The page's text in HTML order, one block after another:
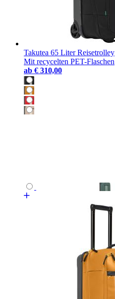
Takutea 65 Liter Reisetrolley
Mit recycelten PET-Flaschen
ab € 310,00